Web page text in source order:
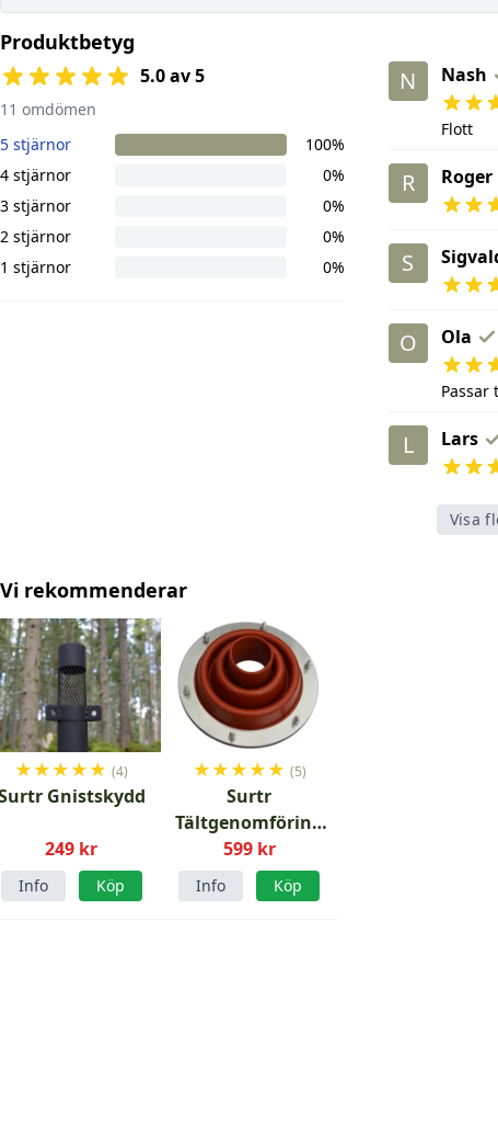
Produktbetyg
5.0 av 5
11 omdömen
5 stjärnor
100%
4 stjärnor
0%
3 stjärnor
0%
2 stjärnor
0%
1 stjärnor
0%
N Nash
Flott
R Roger
S
O Ola
Passar
L Lars
Visa
Vi rekommenderar
★★★★★ (4)
Gnistskydd
249 kr
Info Köp
★★★★★ (5)
Surtr
Tältgenomföring
Flashing Kit
599 kr
Info Köp